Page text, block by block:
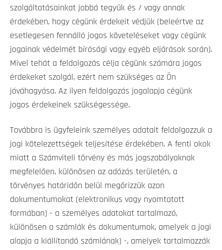
szolgáltatásainkat jobbá tegyük és / vagy annak
érdekében, hogy cégünk érdekeit védjük (beleértve az
esetlegesen fennálló jogos követeléseket vagy cégünk
jogainak védelmét bírósági vagy egyéb eljárások során).
Mivel tehát a feldolgozás célja cégünk számára jogos
érdekeket szolgál, ezért nem szükséges az Ön
jóváhagyása. Az ilyen feldolgozás jogalapja cégünk
jogos érdekeinek szükségessége.
Továbbra is ügyfeleink személyes adatait feldolgozzuk a
jogi kötelezettségek teljesítése érdekében. A fenti okok
miatt a Számviteli törvény és más jogszabályoknak
megfelelően, különösen az adózás területén, a
törvényes határidőn belül megőrizzük azon
dokumentumokat (elektronikus vagy nyomtatott
formában) - a személyes adatokat tartalmazó,
különösen a számlák és dokumentumok, amelyek a jogi
alapja a kiállítandó számlának) -, amelyek tartalmazzák